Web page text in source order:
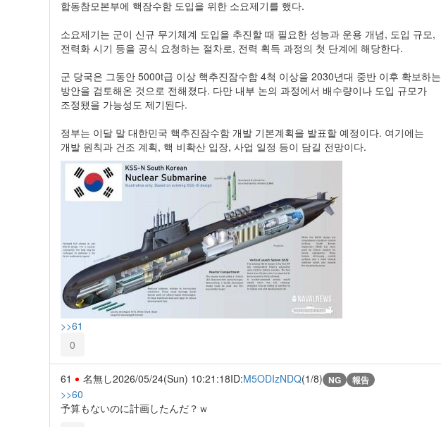
합동참모본부에 핵잠수함 도입을 위한 소요제기를 했다.
소요제기는 군이 신규 무기체계 도입을 추진할 때 필요한 성능과 운용 개념, 도입 규모,
전력화 시기 등을 공식 요청하는 절차로, 전력 획득 과정의 첫 단계에 해당한다.
군 당국은 그동안 5000t급 이상 핵추진잠수함 4척 이상을 2030년대 중반 이후 확보하는
방안을 검토해온 것으로 전해졌다. 다만 내부 논의 과정에서 배수량이나 도입 규모가
조정됐을 가능성도 제기된다.
정부는 이달 말 대한민국 핵추진잠수함 개발 기본계획을 발표할 예정이다. 여기에는
개발 원칙과 건조 계획, 핵 비확산 입장, 사업 일정 등이 담길 전망이다.
>>61
0
61 名無し2026/05/24(Sun) 10:21:18ID:M5ODIzNDQ(1/8) NG 報告
>>60
予算もないのに計画したんだ？ｗ